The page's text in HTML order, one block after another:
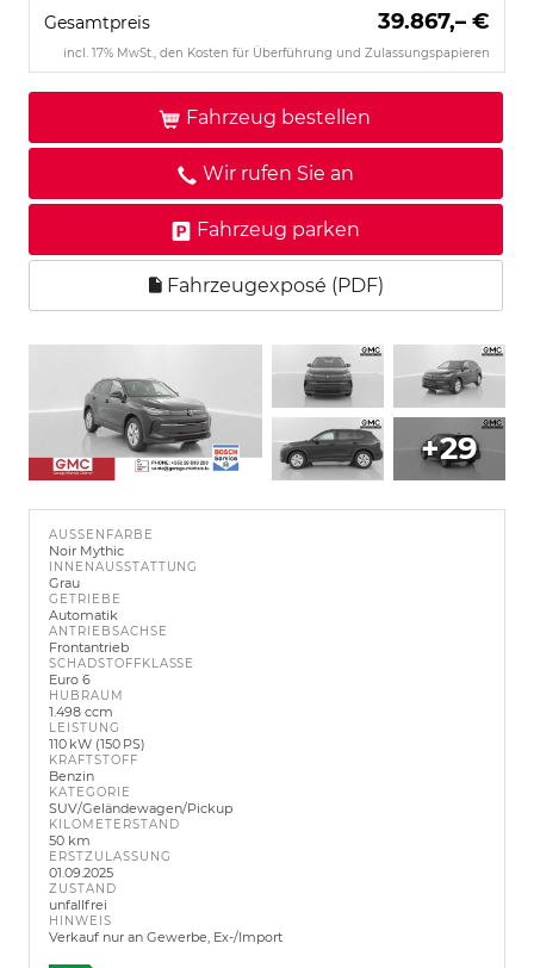
Gesamtpreis 39.867,– €
incl. 17% MwSt., den Kosten für Überführung und Zulassungspapieren
Fahrzeug bestellen
Wir rufen Sie an
Fahrzeug parken
Fahrzeugexposé (PDF)
+29
AUSSENFARBE
Noir Mythic
INNENAUSSTATTUNG
Grau
GETRIEBE
Automatik
ANTRIEBSACHSE
Frontantrieb
SCHADSTOFFKLASSE
Euro 6
HUBRAUM
1.498 ccm
LEISTUNG
110 kW (150 PS)
KRAFTSTOFF
Benzin
KATEGORIE
SUV/Geländewagen/Pickup
KILOMETERSTAND
50 km
ERSTZULASSUNG
01.09.2025
ZUSTAND
unfallfrei
HINWEIS
Verkauf nur an Gewerbe, Ex-/Import